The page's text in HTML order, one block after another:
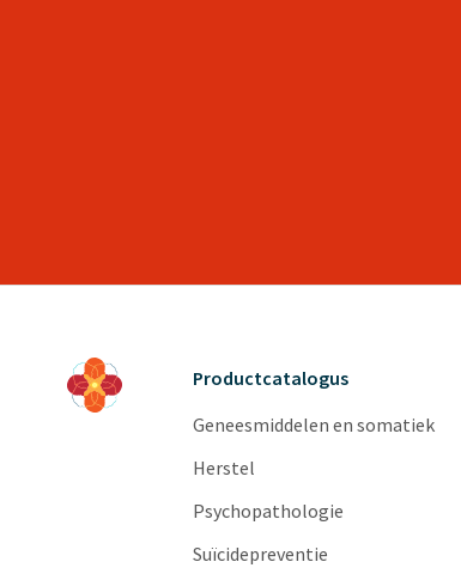
Productcatalogus
Geneesmiddelen en somatiek
Herstel
Psychopathologie
Suïcidepreventie